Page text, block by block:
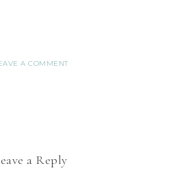
A COMMENT
a Reply